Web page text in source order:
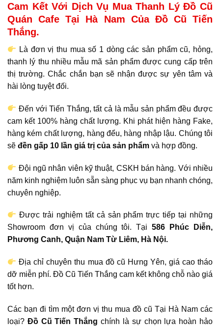
Cam Kết Với Dịch Vụ Mua Thanh Lý Đồ Cũ
Quán Cafe Tại Hà Nam Của Đồ Cũ Tiến
Thắng.
Là đơn vị thu mua số 1 dòng các sản phẩm cũ, hỏng,
thanh lý thu nhiều mẫu mã sản phẩm được cung cấp trên
thị trường. Chắc chắn bạn sẽ nhận được sự yên tâm và
hài lòng tuyệt đối.
Đến với Tiến Thắng, tất cả là mẫu sản phẩm đều được
cam kết 100% hàng chất lượng. Khi phát hiện hàng Fake,
hàng kém chất lượng, hàng đểu, hàng nhập lậu. Chúng tôi
sẽ đền gấp 10 lần giá trị của sản phẩm và hợp đồng.
Đội ngũ nhân viên kỹ thuật, CSKH bán hàng. Với nhiều
năm kinh nghiệm luôn sẵn sàng phục vụ bạn nhanh chóng,
chuyên nghiệp.
Được trải nghiệm tất cả sản phẩm trực tiếp tại những
Showroom đơn vị của chúng tôi. Tại586 Phúc Diễn,
Phương Canh, Quận Nam Từ Liêm, Hà Nội.
Địa chỉ chuyên thu mua đồ cũ Hưng Yên, giá cao tháo
dỡ miễn phí. Đồ Cũ Tiến Thắng cam kết không chỗ nào giá
tốt hơn.
Các bạn đi tìm một đơn vị thu mua đồ cũ Tại Hà Nam các
loại? Đồ Cũ Tiến Thắng chính là sự chọn lựa hoàn hảo